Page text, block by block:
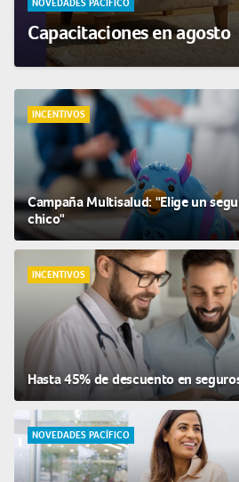
NOVEDADES PACÍFICO
Capacitaciones en agosto
INCENTIVOS
Campaña Multisalud: "Elige un
chico"
INCENTIVOS
Hasta 45% de descuento en
NOVEDADES PACÍFICO